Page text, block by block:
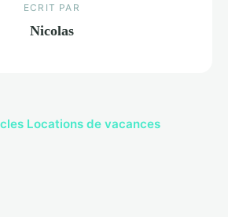
ECRIT PAR
Nicolas
Locations de vacances